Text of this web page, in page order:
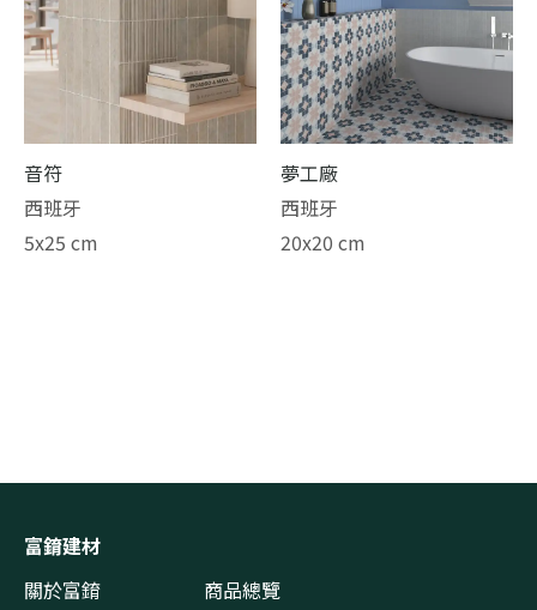
音符
西班牙
5x25 cm
夢工廠
西班牙
20x20 cm
富錥建材
關於富錥
商品總覽